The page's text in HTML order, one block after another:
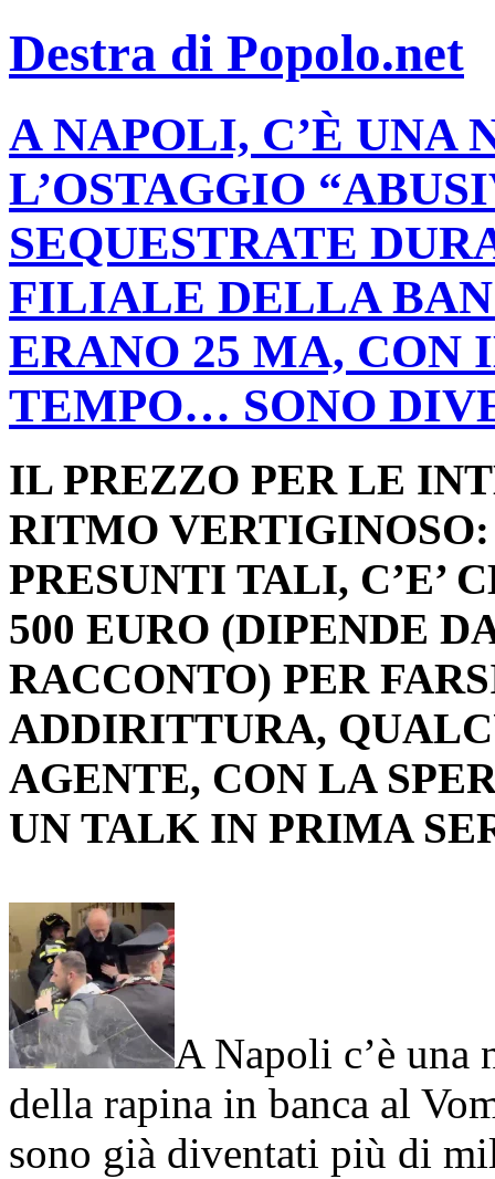
Destra di Popolo.net
A NAPOLI, C’È UNA
L’OSTAGGIO
SEQUESTRATE
FILIALE DELLA
ERANO 25 MA, CON
TEMPO… SONO
IL PREZZO PER LE
RITMO
PRESUNTI TALI, C’E’
500 EURO (DIPENDE
RACCONTO) PER
ADDIRITTURA,
AGENTE, CON LA
UN TALK IN PRIMA
A Napoli c’è una
della rapina in banca al
sono già diventati più di